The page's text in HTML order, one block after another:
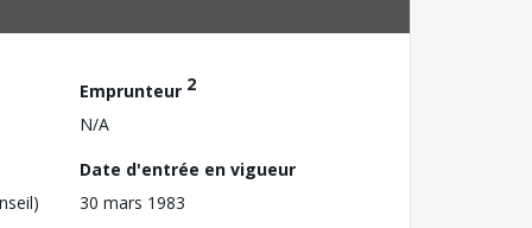
Emprunteur 2
N/A
Date d'entrée en vigueur
30 mars 1983